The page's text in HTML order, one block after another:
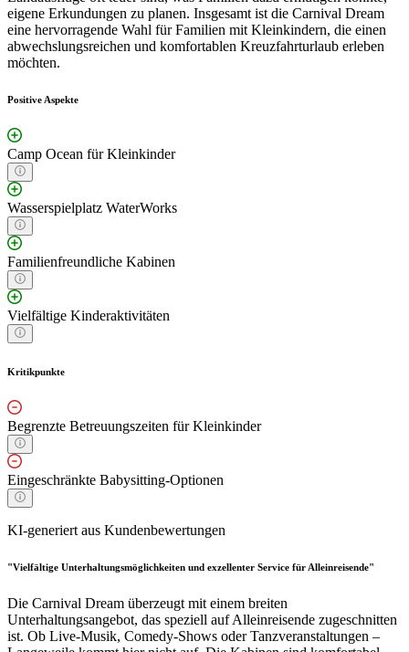
eigene Erkundungen zu planen. Insgesamt ist die Carnival Dream
eine hervorragende Wahl für Familien mit Kleinkindern, die einen
abwechslungsreichen und komfortablen Kreuzfahrturlaub erleben
möchten.
Positive Aspekte
Camp Ocean für Kleinkinder
Wasserspielplatz WaterWorks
Familienfreundliche Kabinen
Vielfältige Kinderaktivitäten
Kritikpunkte
Begrenzte Betreuungszeiten für Kleinkinder
Eingeschränkte Babysitting-Optionen
KI-generiert aus Kundenbewertungen
"Vielfältige Unterhaltungsmöglichkeiten und exzellenter Service für Alleinreisende"
Die Carnival Dream überzeugt mit einem breiten
Unterhaltungsangebot, das speziell auf Alleinreisende zugeschnitten
ist. Ob Live-Musik, Comedy-Shows oder Tanzveranstaltungen –